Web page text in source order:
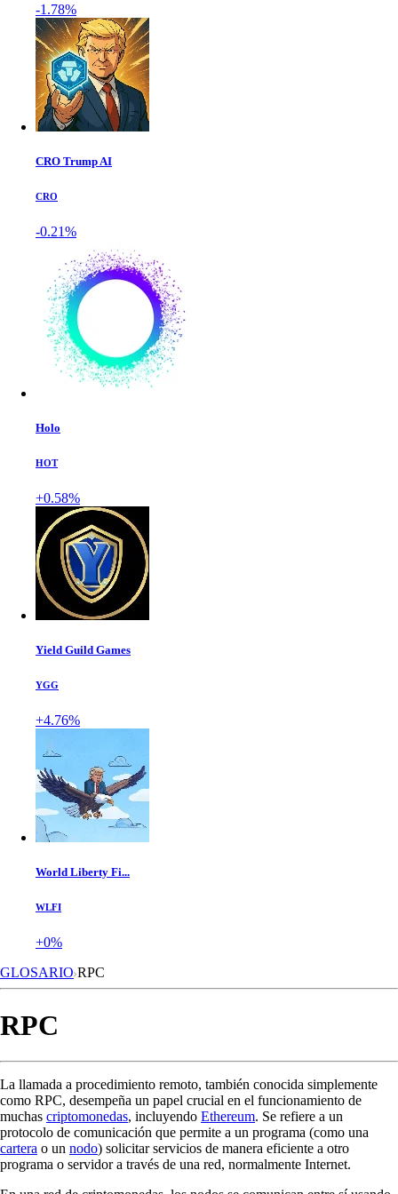
-1.78%
CRO Trump AI
CRO
-0.21%
Holo
HOT
+0.58%
Yield Guild Games
YGG
+4.76%
World Liberty Fi...
WLFI
+0%
GLOSARIO RPC
RPC
La llamada a procedimiento remoto, también conocida simplemente
como RPC, desempeña un papel crucial en el funcionamiento de
muchas criptomonedas, incluyendo Ethereum. Se refiere a un
protocolo de comunicación que permite a un programa (como una
cartera o un nodo) solicitar servicios de manera eficiente a otro
programa o servidor a través de una red, normalmente Internet.